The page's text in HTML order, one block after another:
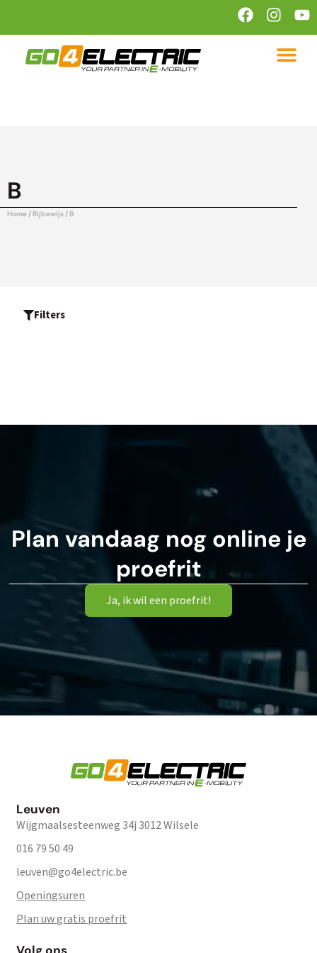
B
Home / Rijbewijs / B
Filters
Plan vandaag nog online je
proefrit
Ja, ik wil een proefrit!
Leuven
Wijgmaalsesteenweg 34j 3012 Wilsele
016 79 50 49
leuven@go4electric.be
Openingsuren
Plan uw gratis proefrit